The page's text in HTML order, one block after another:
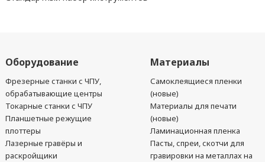
Оборудование
Фрезерные станки с ЧПУ,
обрабатывающие центры
Токарные станки с ЧПУ
Планшетные режущие
плоттеры
Лазерные гравёры и
раскройщики
Материалы
Самоклеящиеся пленки
(новые)
Материалы для печати
(новые)
Ламинационная пленка
Пасты, спреи, скотчи для
гравировки на металлах на